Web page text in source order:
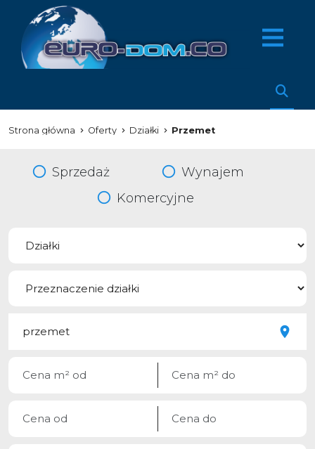
Strona główna Oferty Działki Przemet
Sprzedaż
Wynajem
Komercyjne